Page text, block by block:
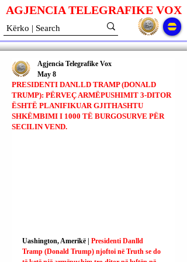
AGJENCIA TELEGRAFIKE VOX
PRESIDENTI DANLLD TRAMP (DONALD
TRUMP): PËRVEÇ ARMËPUSHIMIT 3-DITOR
ËSHTË PLANIFIKUAR GJITHASHTU
SHKËMBIMI I 1000 TË BURGOSURVE PËR
SECILIN VEND.
Agjencia Telegrafike Vox
May 8
Uashington, Amerikë | Presidenti Danlld
Tramp (Donald Trump) njoftoi në Truth se do